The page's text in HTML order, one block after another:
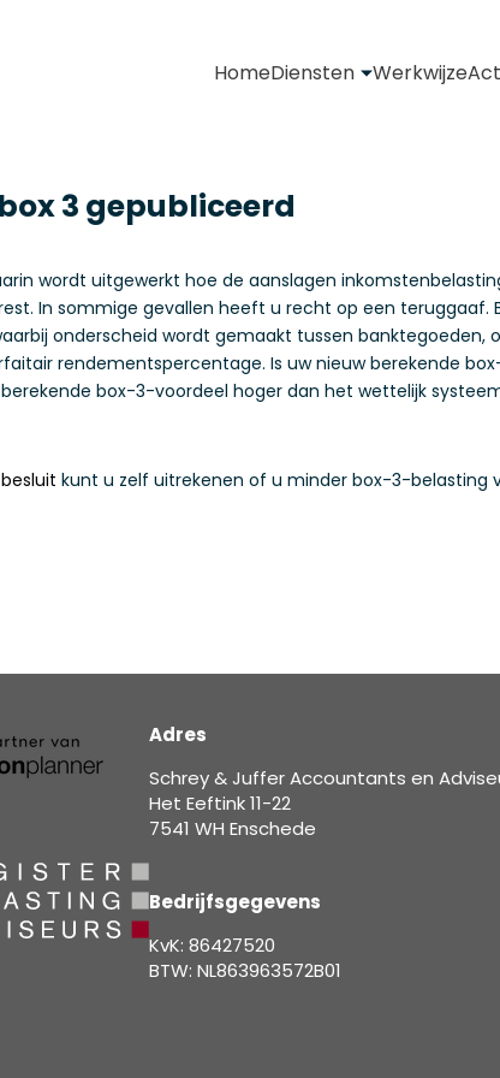
HomeDiensten Werkwijze
3 gepubliceerd
wordt uitgewerkt hoe de aanslagen
In sommige gevallen heeft u recht op een teruggaaf.
onderscheid wordt gemaakt tussen banktegoeden,
rendementspercentage. Is uw nieuw berekende
box-3-voordeel hoger dan het wettelijk
kunt u zelf uitrekenen of u minder box-3-belasting
Adres
Schrey & Juffer Accountants en
Het Eeftink 11-22
7541 WH Enschede
Bedrijfsgegevens
KvK: 86427520
BTW: NL863963572B01